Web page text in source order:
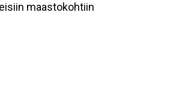
maastokohtiin